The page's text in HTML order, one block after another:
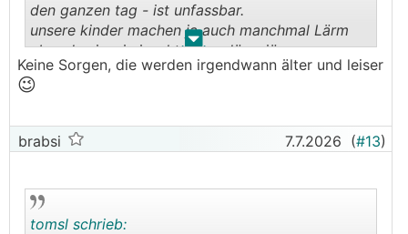
. .
den ganzen tag - ist unfassbar.
unsere kinder machen ja auch manchmal Lärm
aber das is wie insekten vs. düsenjäger.
Keine Sorgen, die werden irgendwann älter und leiser
😉
brabsi 7.7.2026 (#13)
tomsl schrieb: